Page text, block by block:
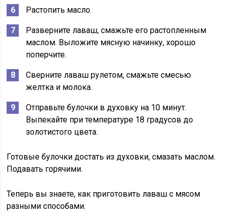
Растопить масло.
Разверните лаваш, смажьте его растопленным
маслом. Выложите мясную начинку, хорошо
поперчите.
Сверните лаваш рулетом, смажьте смесью
желтка и молока.
Отправьте булочки в духовку на 10 минут.
Выпекайте при температуре 18 градусов до
золотистого цвета.
Готовые булочки достать из духовки, смазать маслом.
Подавать горячими.
Теперь вы знаете, как приготовить лаваш с мясом
разными способами.